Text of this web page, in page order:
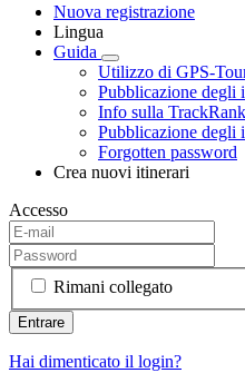
Nuova registrazione
Lingua
Guida
Utilizzo di GPS-
Pubblicazione degli
Info sulla TrackRank
Pubblicazione degli
Forgotten password
Crea nuovi itinerari
Accesso
Rimani collegato
Hai dimenticato il login?